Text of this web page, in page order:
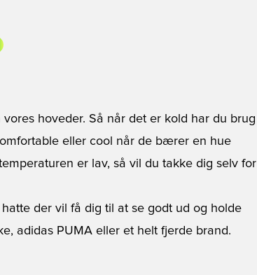
hoveder. Så når det er kold har du brug
eller cool når de bærer en hue
er lav, så vil du takke dig selv for
der vil få dig til at se godt ud og holde
adidas PUMA eller et helt fjerde brand.